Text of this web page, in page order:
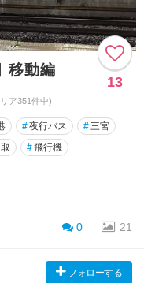
移動編
13
ア351件中)
#夜行バス #三宮
#飛行機
0 21
フォローする